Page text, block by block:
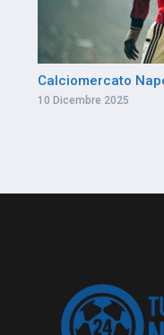
Calciomercato
10 Dicembre 2025